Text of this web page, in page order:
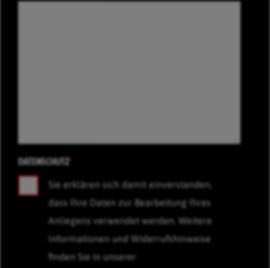
DATENSCHUTZ*
Sie erklären sich damit einverstanden,
dass Ihre Daten zur Bearbeitung Ihres
Anliegens verwendet werden. Weitere
Informationen und Widerrufshinweise
finden Sie in unserer